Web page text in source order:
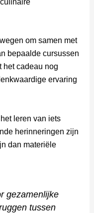
om samen met
bepaalde cursussen
het cadeau nog
ervaring
leren van iets
herinneringen zijn
dan materiële
gezamenlijke
tussen